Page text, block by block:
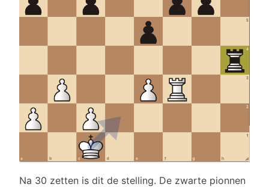
Na 30 zetten is dit de stelling. De zwarte pionnen